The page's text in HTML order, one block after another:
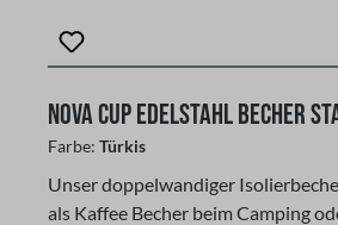
Nova Cup Edelstahl Becher
Farbe: Türkis
Unser doppelwandiger
als Kaffee Becher beim Camping